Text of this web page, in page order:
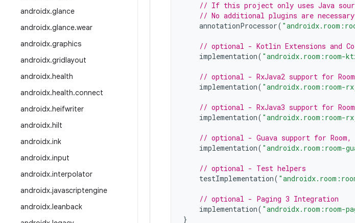
androidx.glance
androidx.glance.wear
androidx.graphics
androidx.gridlayout
androidx.health
androidx.health.connect
androidx.heifwriter
androidx.hilt
androidx.ink
androidx.input
androidx.interpolator
androidx.javascriptengine
androidx.leanback
// If this project only uses Java
// No additional plugins are necessary
annotationProcessor(
// optional - Kotlin Extensions and
implementation( "androidx.room:room-
// optional - RxJava2 support for Room
implementation( "androidx.room:room-
// optional - RxJava3 support for Room
implementation( "androidx.room:room-
// optional - Guava support for
implementation( "androidx.room:room-
// optional - Test helpers
testImplementation(
// optional - Paging 3 Integration
implementation( "androidx.room:room-
}